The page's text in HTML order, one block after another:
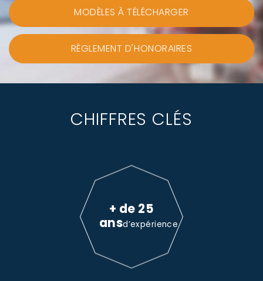
MODÈLES À TÉLÉCHARGER
RÈGLEMENT D'HONORAIRES
CHIFFRES CLÉS
+ de 25
ansd’expérience